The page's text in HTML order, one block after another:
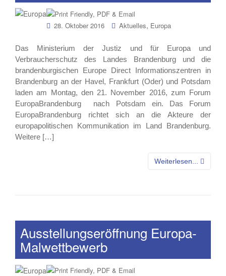
28. Oktober 2016 Aktuelles, Europa
Das Ministerium der Justiz und für Europa und
Verbraucherschutz des Landes Brandenburg und die
brandenburgischen Europe Direct Informationszentren in
Brandenburg an der Havel, Frankfurt (Oder) und Potsdam
laden am Montag, den 21. November 2016, zum Forum
EuropaBrandenburg nach Potsdam ein. Das Forum
EuropaBrandenburg richtet sich an die Akteure der
europapolitischen Kommunikation im Land Brandenburg.
Weitere […]
Weiterlesen...
Ausstellungseröffnung Europa-
Malwettbewerb